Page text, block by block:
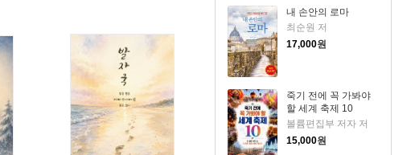
내 손안의 로마
최순원 저
17,000원
죽기 전에 꼭 가봐야
할 세계 축제 10
볼륨편집부 저자 저
15,000원